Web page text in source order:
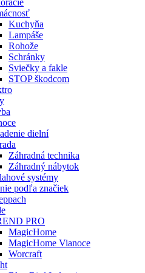
Kuchyňa
Lampáše
Rohože
Schránky
Sviečky a fakle
STOP škodcom
dielní
Záhradná technika
Záhradný nábytok
systémy
podľa značiek
PRO
MagicHome
MagicHome Vianoce
Worcraft